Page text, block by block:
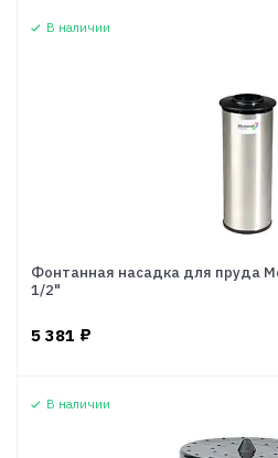
В наличии
Фонтанная насадка для пруда
1/2"
5 381 ₽
В наличии